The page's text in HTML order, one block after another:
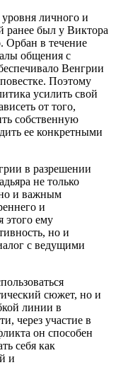
личного и
ранее был у Виктора
Орбан в течение
общения с
Венгрии
Поэтому
усилить свой
от того,
собственную
ее конкретными
в разрешении
не только
и важным
и
этого ему
но и
с ведущими
сюжет, но и
линии в
через участие в
он способен
себя как
и